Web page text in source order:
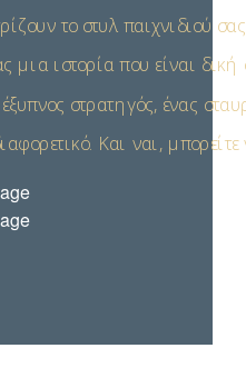
το στυλ παιχνιδιού
ιστορία που είναι δική
στρατηγός, ένας
Και ναι, μπορείτε